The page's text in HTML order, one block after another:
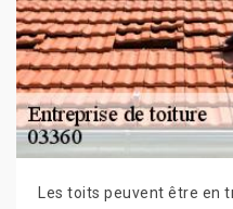
Les toits peuvent être en